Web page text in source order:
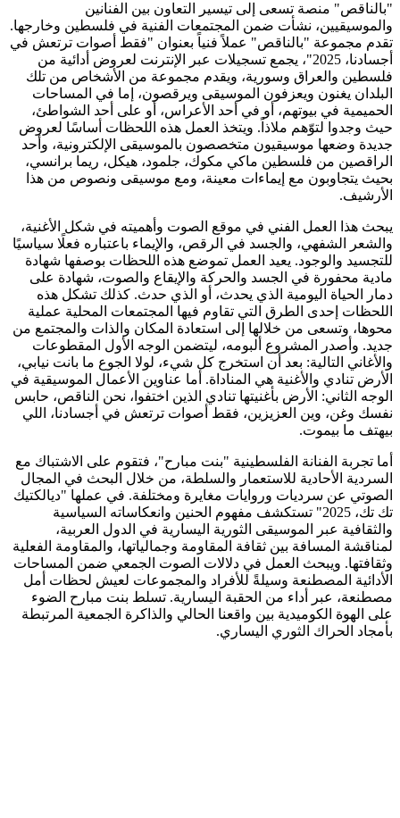
"بالناقص" منصة تسعى إلى تيسير التعاون بين الفنانين
والموسيقيين، نشأت ضمن المجتمعات الفنية في فلسطين وخارجها.
تقدم مجموعة "بالناقص" عملاً فنياً بعنوان "فقط أصوات ترتعش في
أجسادنا، 2025"، يجمع تسجيلات عبر الإنترنت لعروض أدائية من
فلسطين والعراق وسورية، ويقدم مجموعة من الأشخاص من تلك
البلدان يغنون ويعزفون الموسيقى ويرقصون، إما في المساحات
الحميمية في بيوتهم، أو في أحد الأعراس، أو على أحد الشواطئ،
حيث وجدوا لتوّهم ملاذاً. ويتخذ العمل هذه اللحظات أساسًا لعروض
جديدة وضعها موسيقيون متخصصون بالموسيقى الإلكترونية، وأحد
الراقصين من فلسطين ماكي مكوك، جلمود، هيكل، ريما برانسي،
بحيث يتجاوبون مع إيماءات معينة، ومع موسيقى ونصوص من هذا
الأرشيف.
يبحث هذا العمل الفني في موقع الصوت وأهميته في شكل الأغنية،
والشعر الشفهي، والجسد في الرقص، والإيماء باعتباره فعلًا سياسيًا
للتجسيد والوجود. يعيد العمل تموضع هذه اللحظات بوصفها شهادة
مادية محفورة في الجسد والحركة والإيقاع والصوت، شهادة على
دمار الحياة اليومية الذي يحدث، أو الذي حدث. كذلك تشكل هذه
اللحظات إحدى الطرق التي تقاوم فيها المجتمعات المحلية عملية
محوها، وتسعى من خلالها إلى استعادة المكان والذات والمجتمع من
جديد. وأصدر المشروع ألبومه، ليتضمن الوجه الأول المقطوعات
والأغاني التالية: بعد أن استخرج كل شيء، لولا الجوع ما بانت نيابي،
الأرض تنادي والأغنية هي المناداة. أما عناوين الأعمال الموسيقية في
الوجه الثاني: الأرض بأغنيتها تنادي الذين اختفوا، نحن الناقص، حابس
نفسك وغن، وين العزيزين، فقط أصوات ترتعش في أجسادنا، اللي
بيهتف ما بيموت.
أما تجربة الفنانة الفلسطينية "بنت مبارح"، فتقوم على الاشتباك مع
السردية الأحادية للاستعمار والسلطة، من خلال البحث في المجال
الصوتي عن سرديات وروايات مغايرة ومختلفة. في عملها "ديالكتيك
تك تك، 2025" تستكشف مفهوم الحنين وانعكاساته السياسية
والثقافية عبر الموسيقى الثورية اليسارية في الدول العربية،
لمناقشة المسافة بين ثقافة المقاومة وجمالياتها، والمقاومة الفعلية
وثقافتها. ويبحث العمل في دلالات الصوت الجمعي ضمن المساحات
الأدائية المصطنعة وسيلةً للأفراد والمجموعات لعيش لحظات أمل
مصطنعة، عبر أداء من الحقبة اليسارية. تسلط بنت مبارح الضوء
على الهوة الكوميدية بين واقعنا الحالي والذاكرة الجمعية المرتبطة
بأمجاد الحراك الثوري اليساري.